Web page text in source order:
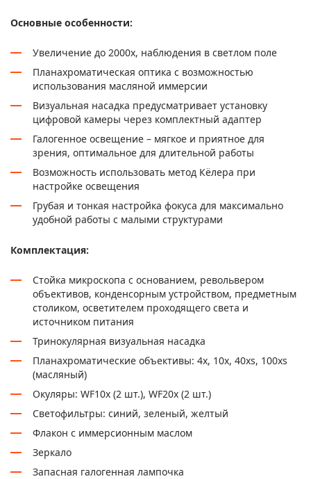
Основные особенности:
Увеличение до 2000х, наблюдения в светлом поле
Планахроматическая оптика с возможностью
использования масляной иммерсии
Визуальная насадка предусматривает установку
цифровой камеры через комплектный адаптер
Галогенное освещение – мягкое и приятное для
зрения, оптимальное для длительной работы
Возможность использовать метод Кёлера при
настройке освещения
Грубая и тонкая настройка фокуса для максимально
удобной работы с малыми структурами
Комплектация:
Стойка микроскопа с основанием, револьвером
объективов, конденсорным устройством, предметным
столиком, осветителем проходящего света и
источником питания
Тринокулярная визуальная насадка
Планахроматические объективы: 4x, 10x, 40xs, 100xs
(масляный)
Окуляры: WF10х (2 шт.), WF20х (2 шт.)
Светофильтры: синий, зеленый, желтый
Флакон с иммерсионным маслом
Зеркало
Запасная галогенная лампочка